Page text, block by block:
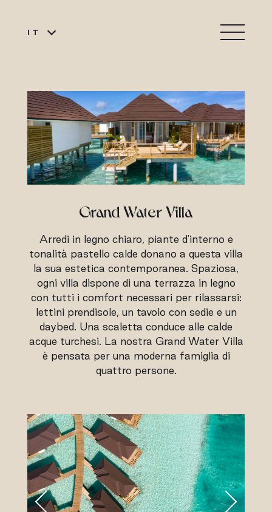
IT
Grand Water Villa
Arredi in legno chiaro, piante d'interno e
tonalità pastello calde donano a questa villa
la sua estetica contemporanea. Spaziosa,
ogni villa dispone di una terrazza in legno
con tutti i comfort necessari per rilassarsi:
lettini prendisole, un tavolo con sedie e un
daybed. Una scaletta conduce alle calde
acque turchesi. La nostra Grand Water Villa
è pensata per una moderna famiglia di
quattro persone.